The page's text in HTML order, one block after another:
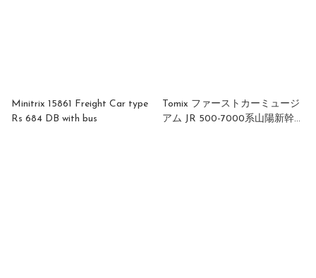
Minitrix 15861 Freight Car type
Rs 684 DB with bus
Tomix ファーストカーミュージ
アム JR 500-7000系山陽新幹線